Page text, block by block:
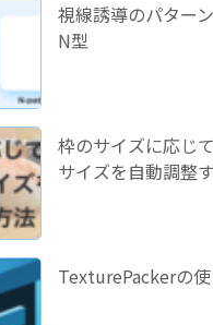
視線誘導のパター
N型
枠のサイズに応じ
サイズを自動調整
TexturePackerの